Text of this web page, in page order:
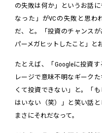
の失敗は何か」というお話
なった」がVCの失敗と思わ
だ、と。「投資のチャンス
パーメガヒットしたこと」と
たとえば、「Googleに投資
レージで意味不明なギーク
くて投資できない」と。「
はいない（笑）」と笑い話
まさにそれだなって。